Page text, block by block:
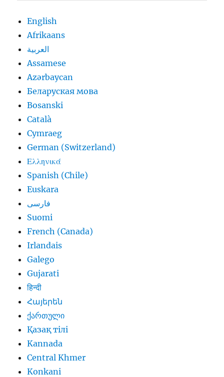
English
Afrikaans
العربية
Assamese
Azərbaycan
Беларуская мова
Bosanski
Català
Cymraeg
German (Switzerland)
Ελληνικά
Spanish (Chile)
Euskara
فارسی
Suomi
French (Canada)
Irlandais
Galego
Gujarati
हिन्दी
Հայերեն
ქართული
Қазақ тілі
Kannada
Central Khmer
Konkani